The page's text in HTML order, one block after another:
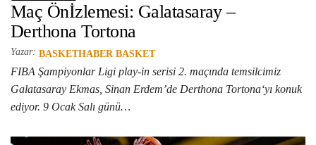
Maç Önİzlemesi: Galatasaray –
Derthona Tortona
Yazar: BASKETHABER BASKET
FIBA Şampiyonlar Ligi play-in serisi 2. maçında temsilcimiz
Galatasaray Ekmas, Sinan Erdem’de Derthona Tortona‘yı konuk
ediyor. 9 Ocak Salı günü…